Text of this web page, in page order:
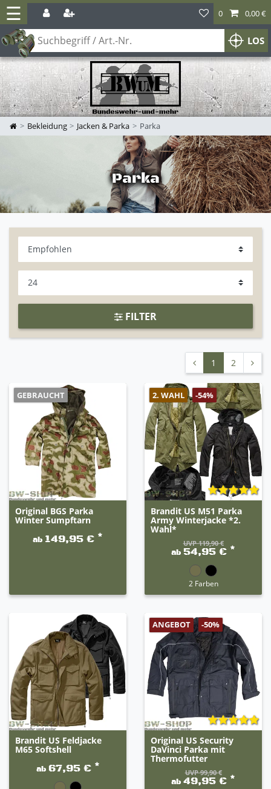
☰
LOS
0 0,00 €
Bekleidung Jacken & Parka Parka
Parka
FILTER
1 2
GEBRAUCHT
Original BGS Parka
Winter Sumpftarn
ab 149,95 € *
2. WAHL -54%
Brandit US M51 Parka
Army Winterjacke *2.
Wahl*
UVP 119,90 €
ab 54,95 € *
2 Farben
Brandit US Feldjacke
M65 Softshell
ab 67,95 € *
ANGEBOT -50%
Original US Security
DaVinci Parka mit
Thermofutter
UVP 99,90 €
ab 49,95 € *